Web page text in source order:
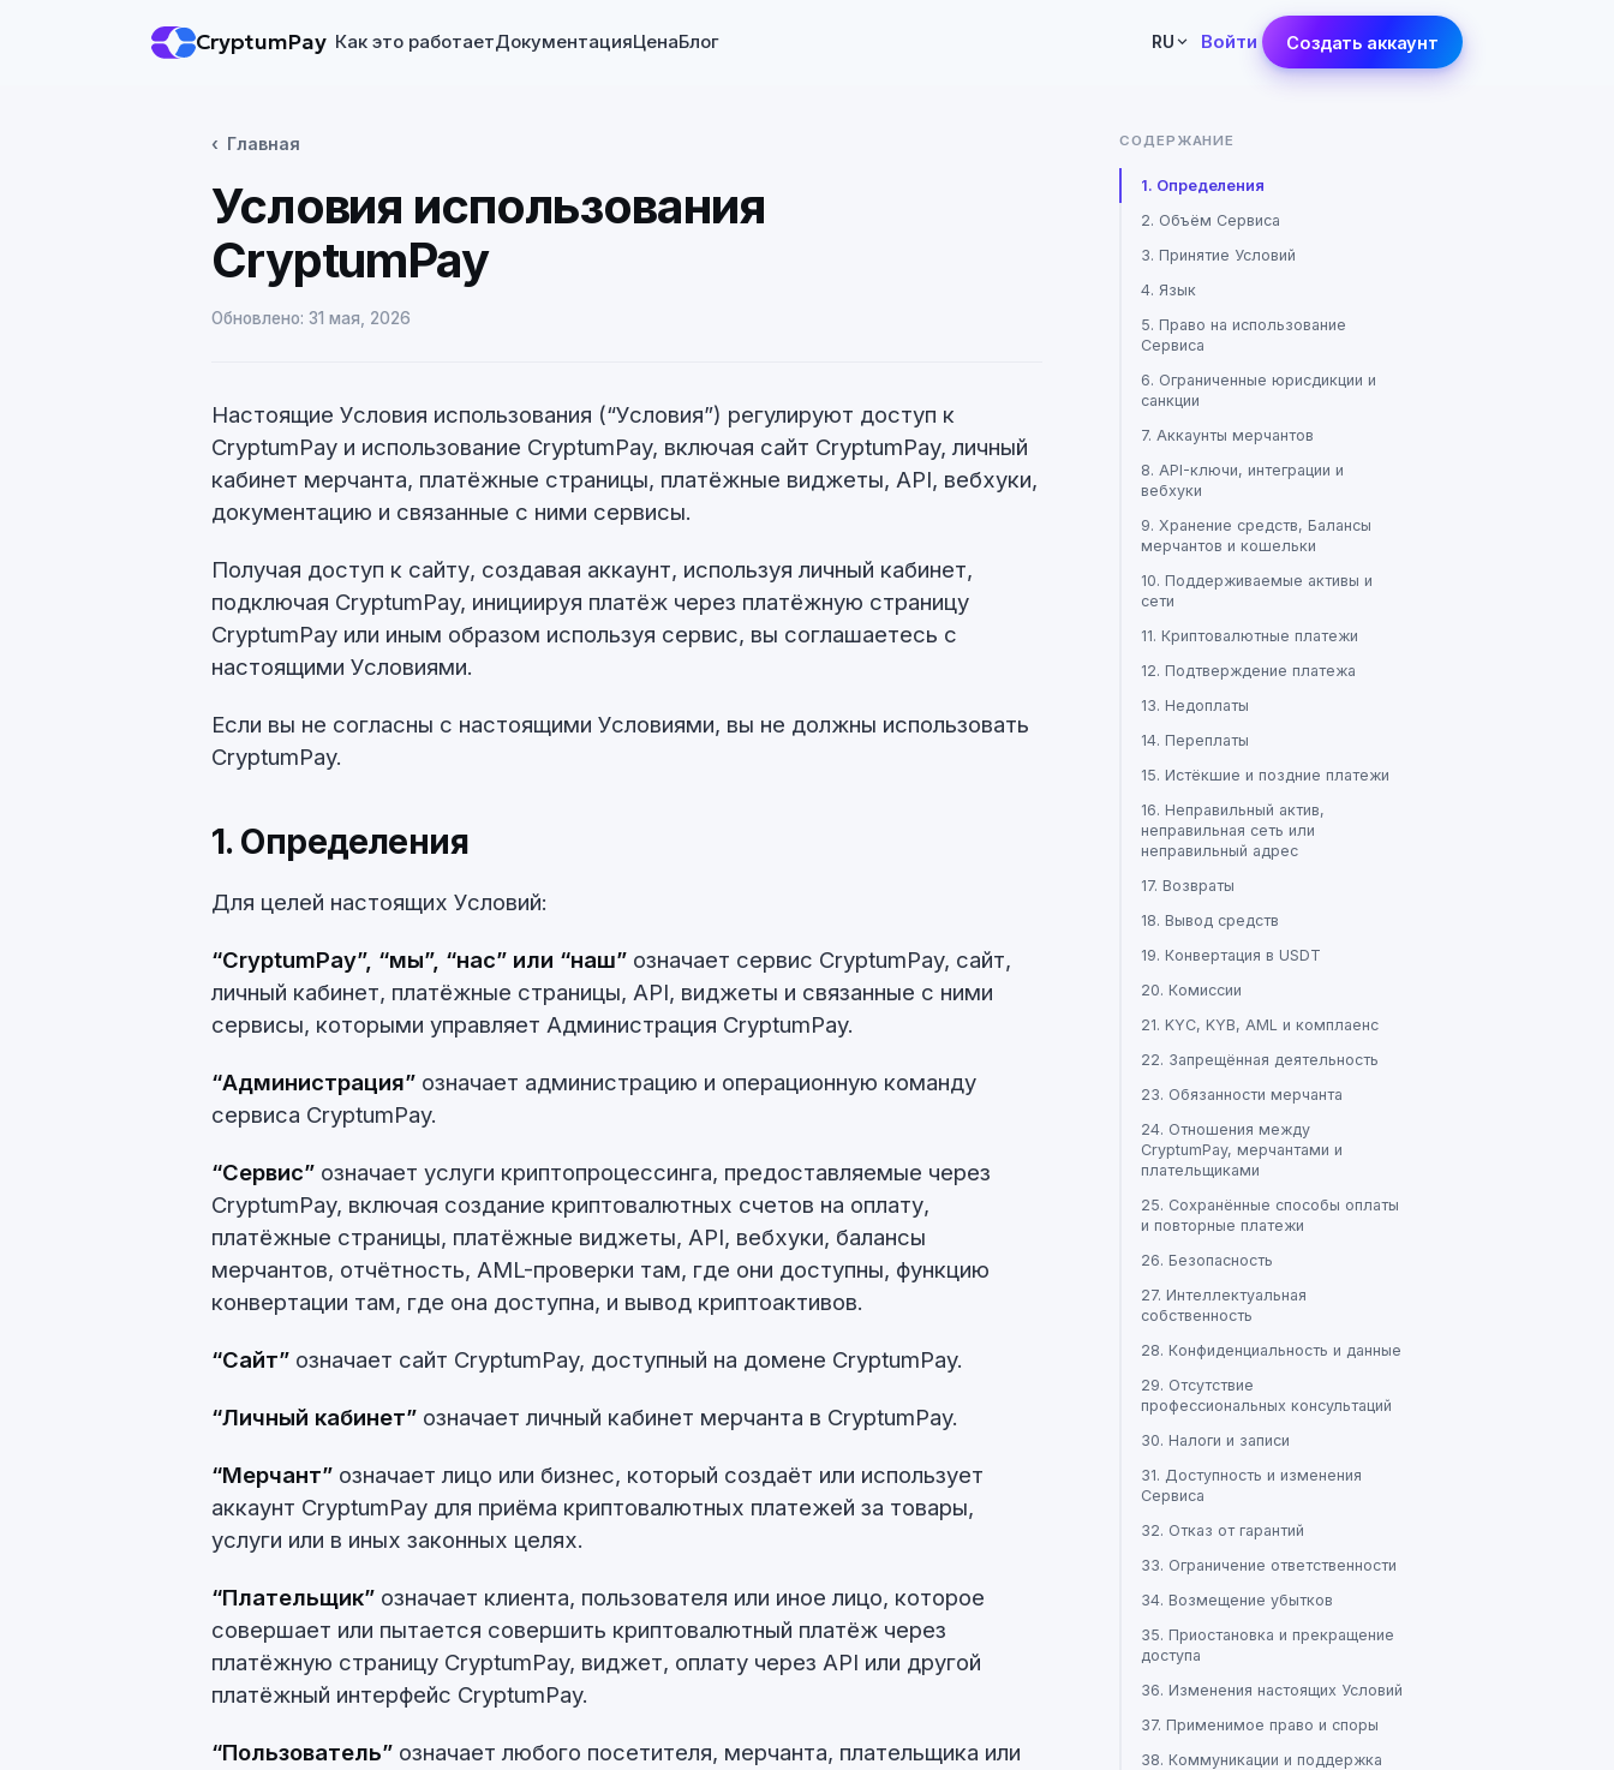
CryptumPay Как это работаетДокументацияЦенаБлог RU Войти Создать аккаунт
Главная
Условия использования
CryptumPay
Обновлено: 31 мая, 2026
Настоящие Условия использования (“Условия”) регулируют доступ к
CryptumPay и использование CryptumPay, включая сайт CryptumPay, личный
кабинет мерчанта, платёжные страницы, платёжные виджеты, API, вебхуки,
документацию и связанные с ними сервисы.
Получая доступ к сайту, создавая аккаунт, используя личный кабинет,
подключая CryptumPay, инициируя платёж через платёжную страницу
CryptumPay или иным образом используя сервис, вы соглашаетесь с
настоящими Условиями.
Если вы не согласны с настоящими Условиями, вы не должны использовать
CryptumPay.
1. Определения
Для целей настоящих Условий:
“CryptumPay”, “мы”, “нас” или “наш” означает сервис CryptumPay, сайт,
личный кабинет, платёжные страницы, API, виджеты и связанные с ними
сервисы, которыми управляет Администрация CryptumPay.
“Администрация” означает администрацию и операционную команду
сервиса CryptumPay.
“Сервис” означает услуги криптопроцессинга, предоставляемые через
CryptumPay, включая создание криптовалютных счетов на оплату,
платёжные страницы, платёжные виджеты, API, вебхуки, балансы
мерчантов, отчётность, AML-проверки там, где они доступны, функцию
конвертации там, где она доступна, и вывод криптоактивов.
“Сайт” означает сайт CryptumPay, доступный на домене CryptumPay.
“Личный кабинет” означает личный кабинет мерчанта в CryptumPay.
“Мерчант” означает лицо или бизнес, который создаёт или использует
аккаунт CryptumPay для приёма криптовалютных платежей за товары,
услуги или в иных законных целях.
“Плательщик” означает клиента, пользователя или иное лицо, которое
совершает или пытается совершить криптовалютный платёж через
платёжную страницу CryptumPay, виджет, оплату через API или другой
платёжный интерфейс CryptumPay.
“Пользователь” означает любого посетителя, мерчанта, плательщика или
СОДЕРЖАНИЕ
1. Определения
2. Объём Сервиса
3. Принятие Условий
4. Язык
5. Право на использование
Сервиса
6. Ограниченные юрисдикции и
санкции
7. Аккаунты мерчантов
8. API-ключи, интеграции и
вебхуки
9. Хранение средств, Балансы
мерчантов и кошельки
10. Поддерживаемые активы и
сети
11. Криптовалютные платежи
12. Подтверждение платежа
13. Недоплаты
14. Переплаты
15. Истёкшие и поздние платежи
16. Неправильный актив,
неправильная сеть или
неправильный адрес
17. Возвраты
18. Вывод средств
19. Конвертация в USDT
20. Комиссии
21. KYC, KYB, AML и комплаенс
22. Запрещённая деятельность
23. Обязанности мерчанта
24. Отношения между
CryptumPay, мерчантами и
плательщиками
25. Сохранённые способы оплаты
и повторные платежи
26. Безопасность
27. Интеллектуальная
собственность
28. Конфиденциальность и данные
29. Отсутствие
профессиональных консультаций
30. Налоги и записи
31. Доступность и изменения
Сервиса
32. Отказ от гарантий
33. Ограничение ответственности
34. Возмещение убытков
35. Приостановка и прекращение
доступа
36. Изменения настоящих Условий
37. Применимое право и споры
38. Коммуникации и поддержка